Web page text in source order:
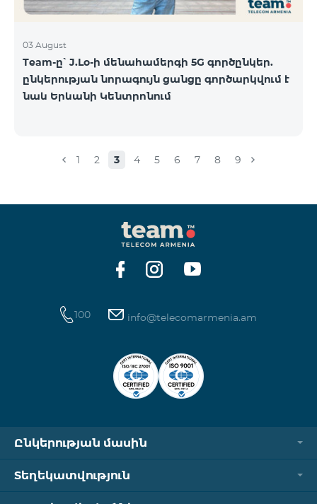
03 August
Team-ը՝ J.Lo-ի մենահամերգի 5G գործընկեր.
ընկերության նորագույն ցանցը գործարկվում է
նաև Երևանի Կենտրոնում
1 2 3 4 5 6 7 8 9
100 info@telecomarmenia.am
Ընկերության մասին
Տեղեկատվություն